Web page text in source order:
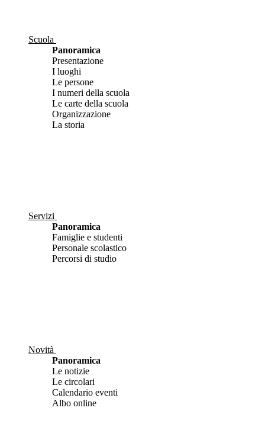
Scuola
Panoramica
Presentazione
I luoghi
Le persone
I numeri della scuola
Le carte della scuola
Organizzazione
La storia
Servizi
Panoramica
Famiglie e studenti
Personale scolastico
Percorsi di studio
Novità
Panoramica
Le notizie
Le circolari
Calendario eventi
Albo online